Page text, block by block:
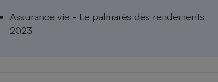
Assurance vie - Le palmarès des rendements
2023